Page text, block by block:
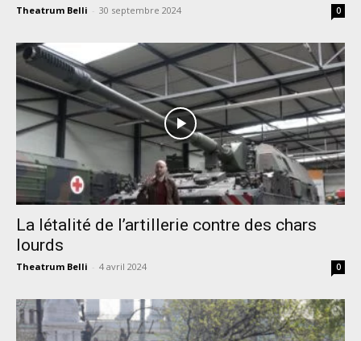
Theatrum Belli - 30 septembre 2024 0
La létalité de l’artillerie contre des chars
lourds
Theatrum Belli - 4 avril 2024 0